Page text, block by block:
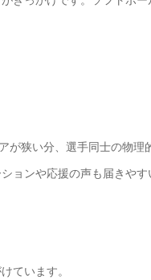
が狭い分、選手同士の物理
ョンや応援の声も届きやす
ています。